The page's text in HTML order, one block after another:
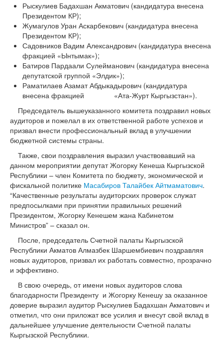
Рыскулиев Бадахшан Акматович (кандидатура внесена
Президентом КР);
Жумагулов Уран Аскарбекович (кандидатура внесена
Президентом КР);
Садовников Вадим Александрович (кандидатура внесена
фракцией «Ынтымак»);
Батиров Пардаали Сулейманович (кандидатура внесена
депутатской группой «Элдик»);
Раматилаев Азамат Абдыкадырович (кандидатура
внесена фракцией «Ата-Журт Кыргызстан»).
Председатель вышеуказанного комитета поздравил новых
аудиторов и пожелал в их ответственной работе успехов и
призвал внести профессиональный вклад в улучшении
бюджетной системы страны.
Также, свои поздравления выразил участвовавший на
данном мероприятии депутат Жогорку Кенеша Кыргызской
Республики ­– член Комитета по бюджету, экономической и
фискальной политике Масабиров Талайбек Айтмаматович.
“Качественные результаты аудиторских проверок служат
предпосылками при принятии правильных решений
Президентом, Жогорку Кенешем жана Кабинетом
Министров” – сказал он.
После, председатель Счетной палаты Кыргызской
Республики Акматов Алмазбек Шаршембиевич поздравляя
новых аудиторов, призвал их работать совместно, прозрачно
и эффективно.
В свою очередь, от имени новых аудиторов слова
благодарности Президенту и Жогорку Кенешу за оказанное
доверие выразил аудитор Рыскулиев Бадахшан Акматович и
отметил, что они приложат все усилия и внесут свой вклад в
дальнейшее улучшение деятельности Счетной палаты
Кыргызской Республики.